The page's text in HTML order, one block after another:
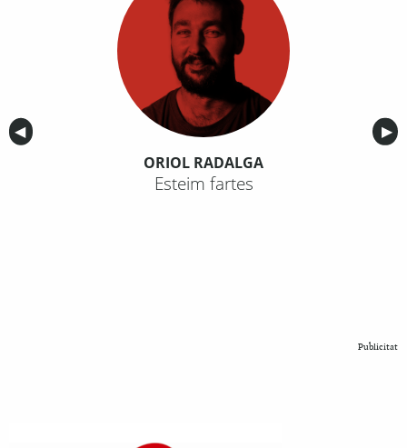
Anterior
◀︎ ▶︎
ORIOL RADALGA
Esteim fartes
Publicitat